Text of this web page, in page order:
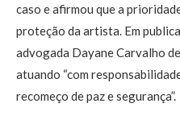
caso e afirmou que a
proteção da artista. Em
advogada Dayane Carvalho
atuando “com
recomeço de paz e segurança”.